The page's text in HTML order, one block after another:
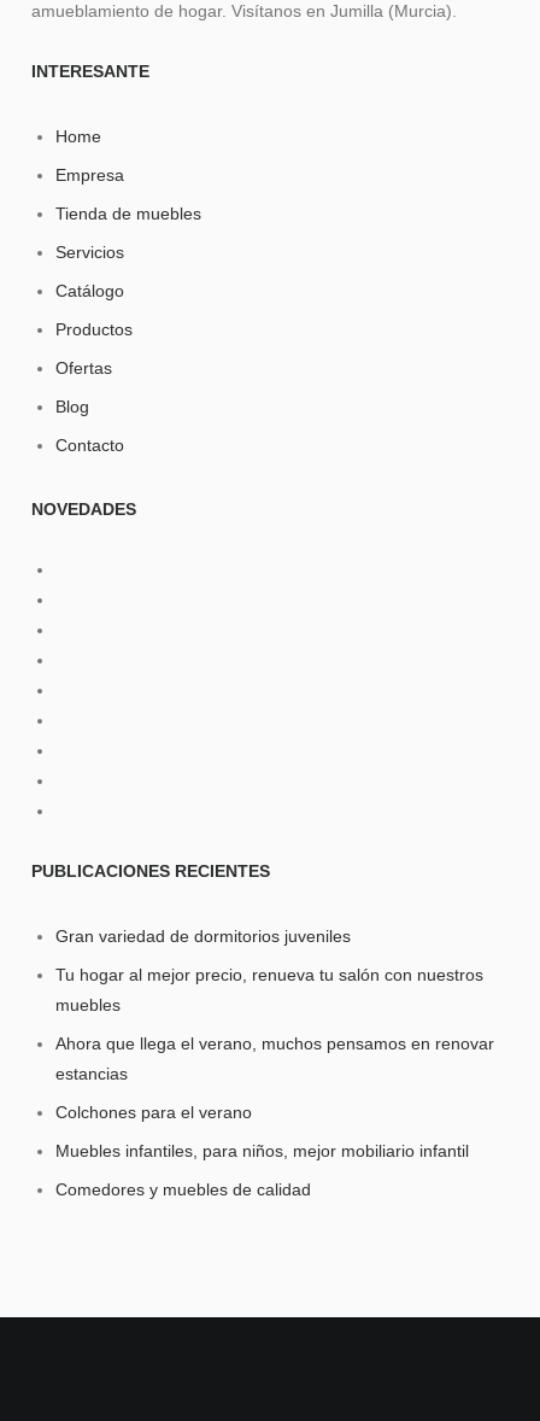
amueblamiento de hogar. Visítanos en Jumilla (Murcia).
INTERESANTE
Home
Empresa
Tienda de muebles
Servicios
Catálogo
Productos
Ofertas
Blog
Contacto
NOVEDADES
PUBLICACIONES RECIENTES
Gran variedad de dormitorios juveniles
Tu hogar al mejor precio, renueva tu salón con nuestros
muebles
Ahora que llega el verano, muchos pensamos en renovar
estancias
Colchones para el verano
Muebles infantiles, para niños, mejor mobiliario infantil
Comedores y muebles de calidad